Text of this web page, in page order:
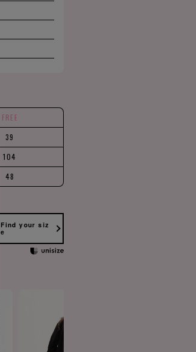
FREE
39
104
48
Find your siz
e